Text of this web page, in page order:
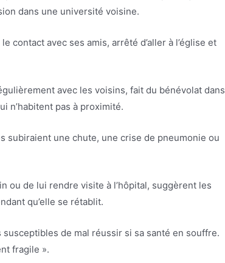
dans une université voisine.
contact avec ses amis, arrêté d’aller à l’église et
avec les voisins, fait du bénévolat dans
n’habitent pas à proximité.
subiraient une chute, une crise de pneumonie ou
ou de lui rendre visite à l’hôpital, suggèrent les
qu’elle se rétablit.
de mal réussir si sa santé en souffre.
fragile ».